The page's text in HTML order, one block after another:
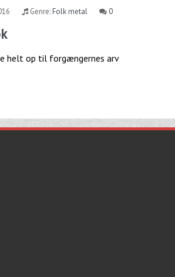
Genre:Folk metal 0
helt op til forgængernes arv